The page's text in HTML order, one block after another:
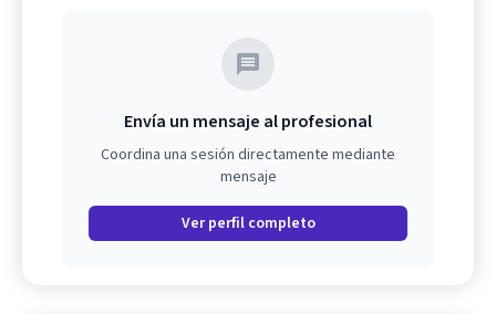
Envía un mensaje al profesional
Coordina una sesión directamente mediante
mensaje
Ver perfil completo